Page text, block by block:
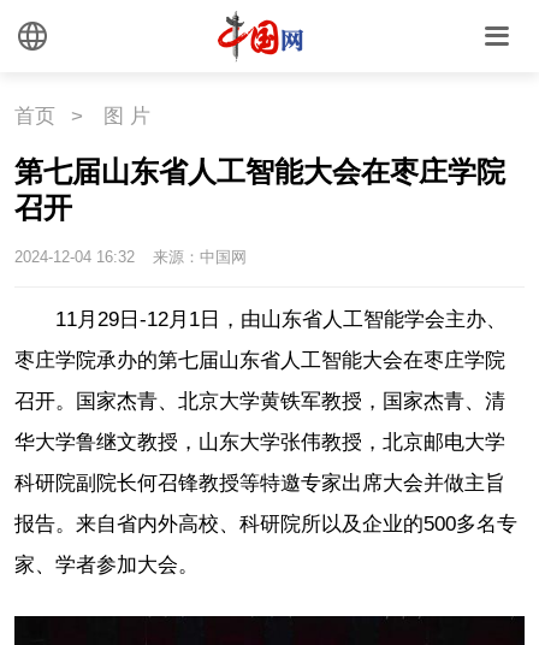
首页 > 图 片
第七届山东省人工智能大会在枣庄学院
召开
2024-12-04 16:32 来源：中国网
11月29日-12月1日，由山东省人工智能学会主办、
枣庄学院承办的第七届山东省人工智能大会在枣庄学院
召开。国家杰青、北京大学黄铁军教授，国家杰青、清
华大学鲁继文教授，山东大学张伟教授，北京邮电大学
科研院副院长何召锋教授等特邀专家出席大会并做主旨
报告。来自省内外高校、科研院所以及企业的500多名专
家、学者参加大会。